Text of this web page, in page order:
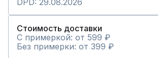
DPD: 29.08.2026
Стоимость доставки
С примеркой: от 599 ₽
Без примерки: от 399 ₽